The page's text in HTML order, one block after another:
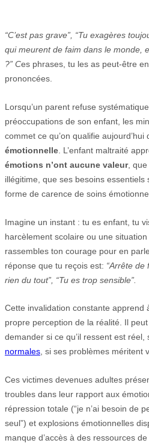
“C’est pas grave”, “Tu exagères
qui meurent de faim dans le monde,
?” Ces phrases, tu les as peut-être
prononcées.
Lorsqu’un parent refuse
préoccupations de son enfant, les
commet ce qu’on qualifie aujourd’hui
émotionnelle . L’enfant maltraité
émotions n’ont aucune valeur, que
illégitime, que ses besoins essentiels
forme de carence de soins
Imagine un instant : tu es enfant, tu
harcèlement scolaire ou une
rassembles ton courage pour en
réponse que tu reçois est: “Arrête de
rien du tout”, “Tu es trop sensible”.
Cette invalidation constante apprend
propre perception de la réalité. Il
demander si ce qu’il ressent est réel,
normales, si ses problèmes méritent
Ces victimes devenues adultes
troubles dans leur rapport aux
répression totale (“je n’ai besoin de
seul”) et explosions émotionnelles
manque d’accès à des ressources